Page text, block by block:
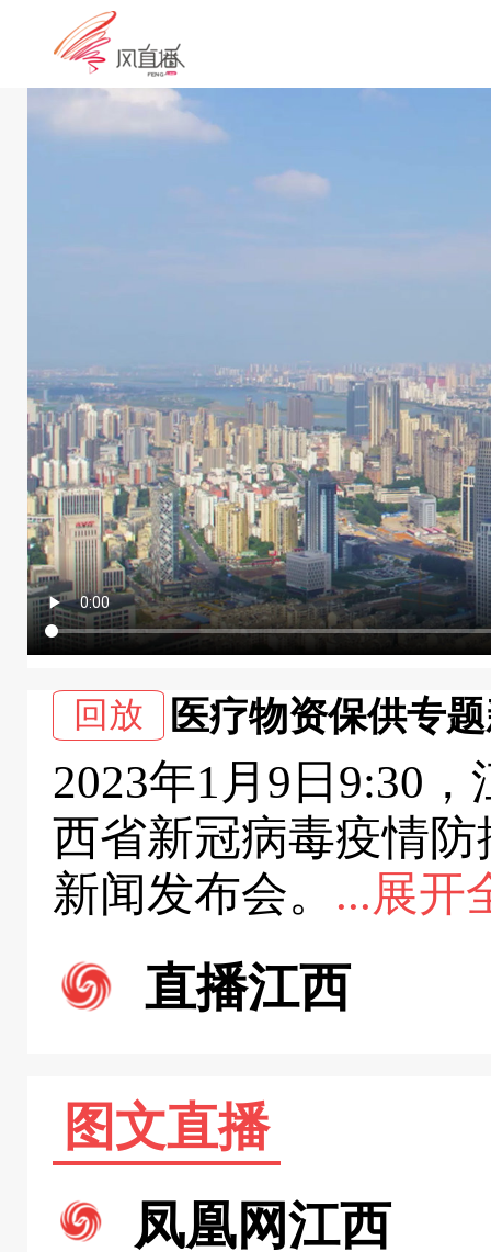
回放 医疗物资保供专
2023年1月9日9:30
西省新冠病毒疫情
新闻发布会。 ...展开
直播江西
图文直播
凤凰网江西